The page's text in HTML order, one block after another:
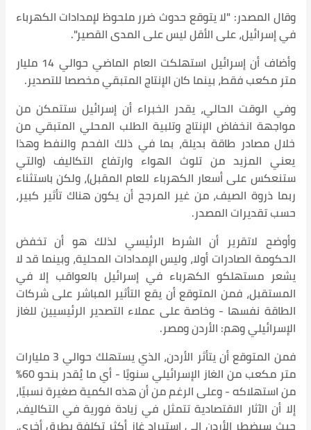
وقال المصدر: "لا يتوقع حدوث ضرر ملحوظ لإمدادات الكهرباء
في إسرائيل، على الأقل ليس على المدى القصير".
وأضاف أن إسرائيل استهلكت العام الماضي حوالي 14 مليار
متر مكعب فقط، بينما كان الإنتاج المتبقي مخصصا للتصدير.
وفي الوقت الحالي، يقدر الخبراء أن إسرائيل ستتمكن من
مواجهة انخفاض الإنتاج وتلبية الطلب المحلي المتبقي من
خلال مصادر طاقة بديلة، بما في ذلك الفحم والنفط وهذا
يعني المزيد من تلوث الهواء وارتفاع التكاليف (والتي
ستنعكس على أسعار الكهرباء للعام المقبل)، ولكن باستثناء
ربما ذروة الصيف، من غير المرجح أن يكون هناك تأثير كبير،
حسب تقديرات المصدر.
وأوضح لاتقرير أن الشرط الرئيسي لذلك هو أن تخفض
الحكومة الصادرات أولا، وليس الإمدادات المحلية، وبينما قد لا
يشعر مستهلكو الكهرباء في إسرائيل بالعواقب إلا في
المستقبل، فمن المتوقع أن يقع التأثير المباشر على شركات
الطاقة نفسها - وخاصة على عملاء التصدير الرئيسيين للغاز
الإسرائيلي وهم: الأردن ومصر.
فمن المتوقع أن يتأثر الأردن، الذي يستهلك حوالي 3 مليارات
متر مكعب من الغاز الإسرائيلي سنويًا - أي ما يُقدر بنحو 60%
من استهلاكه - وعلى الرغم من أن هذه الكمية صغيرة نسبيًا،
إلا أن الآثار الاقتصادية تتمثل في زيادة فورية في التكاليف،